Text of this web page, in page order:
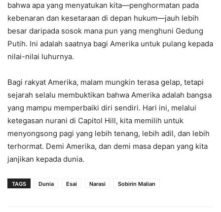
bahwa apa yang menyatukan kita—penghormatan pada
kebenaran dan kesetaraan di depan hukum—jauh lebih
besar daripada sosok mana pun yang menghuni Gedung
Putih. Ini adalah saatnya bagi Amerika untuk pulang kepada
nilai-nilai luhurnya.
Bagi rakyat Amerika, malam mungkin terasa gelap, tetapi
sejarah selalu membuktikan bahwa Amerika adalah bangsa
yang mampu memperbaiki diri sendiri. Hari ini, melalui
ketegasan nurani di Capitol Hill, kita memilih untuk
menyongsong pagi yang lebih tenang, lebih adil, dan lebih
terhormat. Demi Amerika, dan demi masa depan yang kita
janjikan kepada dunia.
TAGS Dunia Esai Narasi Sobirin Malian